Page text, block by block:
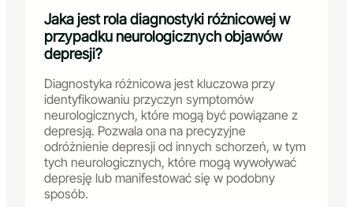
Jaka jest rola diagnostyki różnicowej w
przypadku neurologicznych objawów
depresji?
Diagnostyka różnicowa jest kluczowa przy
identyfikowaniu przyczyn symptomów
neurologicznych, które mogą być powiązane z
depresją. Pozwala ona na precyzyjne
odróżnienie depresji od innych schorzeń, w tym
tych neurologicznych, które mogą wywoływać
depresję lub manifestować się w podobny
sposób.